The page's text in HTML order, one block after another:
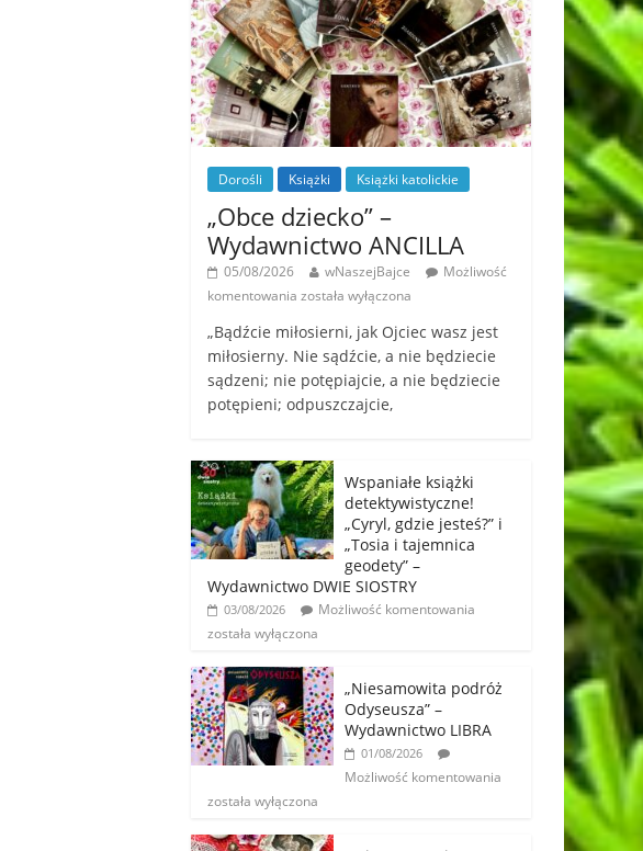
Dorośli Książki Książki katolickie
„Obce dziecko” –
Wydawnictwo ANCILLA
05/08/2026 wNaszejBajce
Możliwość
komentowania została wyłączona
„Bądźcie miłosierni, jak Ojciec wasz jest
miłosierny. Nie sądźcie, a nie będziecie
sądzeni; nie potępiajcie, a nie będziecie
potępieni; odpuszczajcie,
Wspaniałe książki
detektywistyczne!
„Cyryl, gdzie jesteś?” i
„Tosia i tajemnica
geodety” –
Wydawnictwo DWIE SIOSTRY
03/08/2026
Możliwość komentowania
została wyłączona
„Niesamowita podróż
Odyseusza” –
Wydawnictwo LIBRA
01/08/2026
Możliwość komentowania
została wyłączona